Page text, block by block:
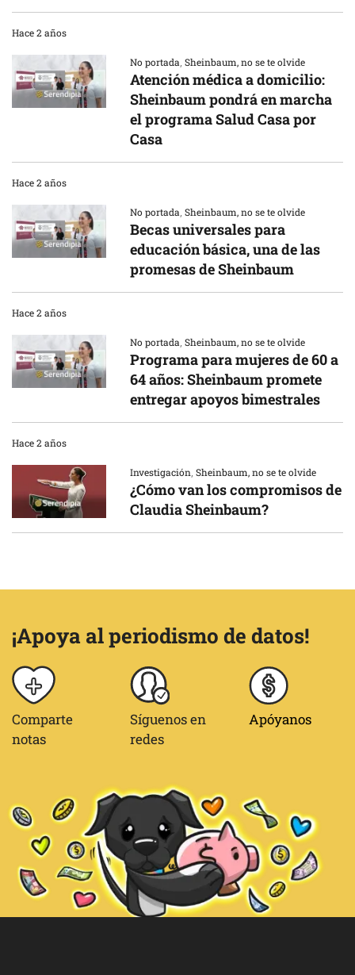
Hace 2 años
No portada,Sheinbaum, no se te olvide
Atención médica a domicilio:
Sheinbaum pondrá en marcha
el programa Salud Casa por
Casa
Hace 2 años
No portada,Sheinbaum, no se te olvide
Becas universales para
educación básica, una de las
promesas de Sheinbaum
Hace 2 años
No portada,Sheinbaum, no se te olvide
Programa para mujeres de 60 a
64 años: Sheinbaum promete
entregar apoyos bimestrales
Hace 2 años
Investigación,Sheinbaum, no se te olvide
¿Cómo van los compromisos de
Claudia Sheinbaum?
¡Apoya al periodismo de datos!
Comparte
notas
Síguenos en
redes
Apóyanos